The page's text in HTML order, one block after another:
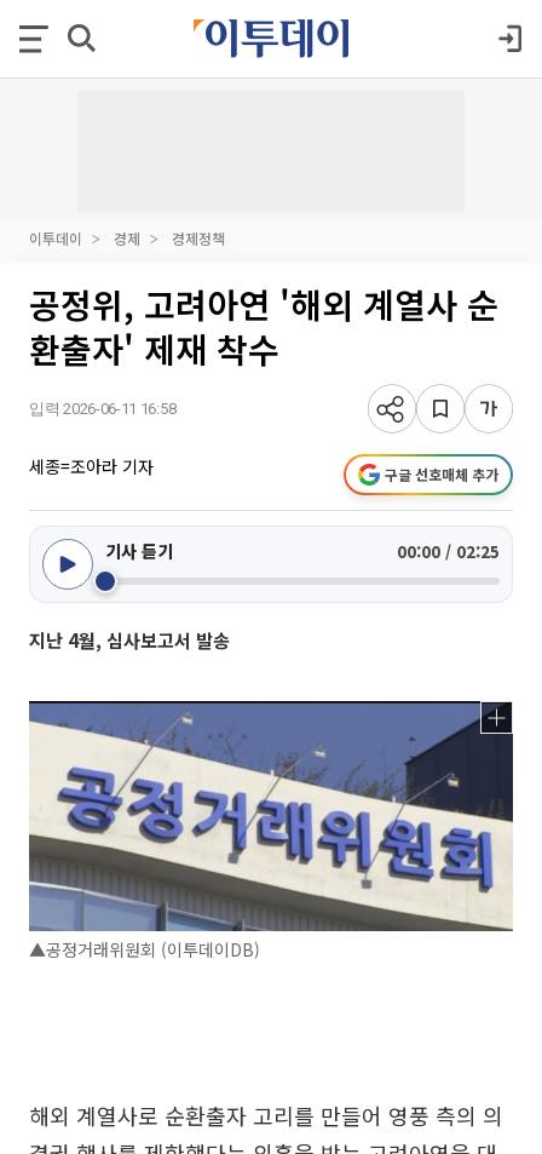
이투데이 경제 경제정책
공정위, 고려아연 '해외 계열사 순
환출자' 제재 착수
입력 2026-06-11 16:58
세종=조아라 기자 구글 선호매체 추가
기사 듣기 00:00 / 02:25
지난 4월, 심사보고서 발송
▲공정거래위원회 (이투데이DB)
해외 계열사로 순환출자 고리를 만들어 영풍 측의 의